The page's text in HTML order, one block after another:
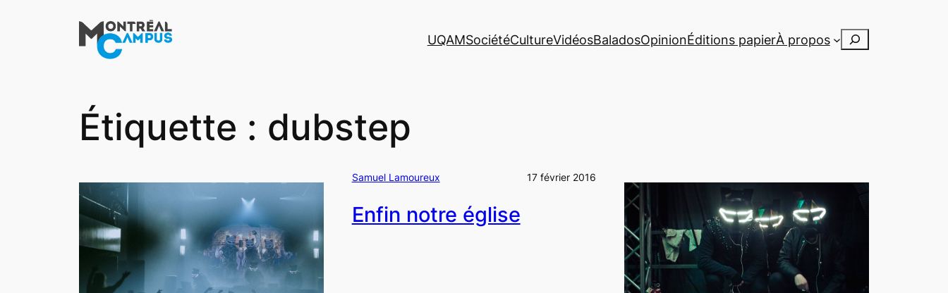
UQAMSociétéCultureVidéosBaladosOpinionÉditions papierÀ propos Rechercher
Étiquette : dubstep
Samuel Lamoureux 17 février 2016
Enfin notre église